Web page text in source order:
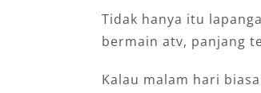
Tidak hanya itu
bermain atv, panjang
Kalau malam hari